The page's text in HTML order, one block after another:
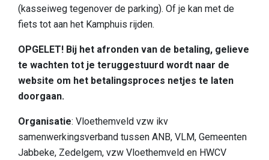
Bereikbaarheid
Ons gebied
Wetenschappelijk onderzoek
(kasseiweg tegenover de parking). Of je kan met de
fiets tot aan het Kamphuis rijden.
OPGELET! Bij het afronden van de betaling, gelieve
te wachten tot je teruggestuurd wordt naar de
website om het betalingsproces netjes te laten
doorgaan.
Organisatie: Vloethemveld vzw ikv
samenwerkingsverband tussen ANB, VLM, Gemeenten
Jabbeke, Zedelgem, vzw Vloethemveld en HWCV